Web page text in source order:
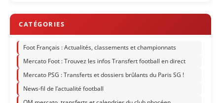
Foot Français : Actualités, classements et championnats
Mercato Foot : Trouvez les infos Transfert football en direct
Mercato PSG : Transferts et dossiers brûlants du Paris SG !
News-fil de l’actualité football